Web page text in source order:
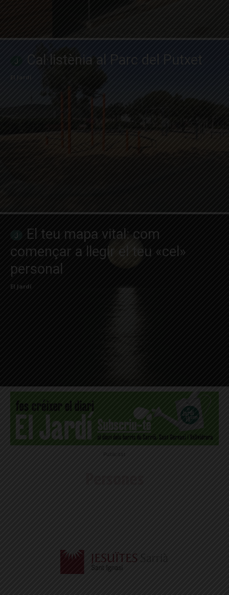
Cal·listènia al Parc del Putxet
El Jardí
El teu mapa vital: com
començar a llegir el teu «cel»
personal
El Jardí
Publicitat